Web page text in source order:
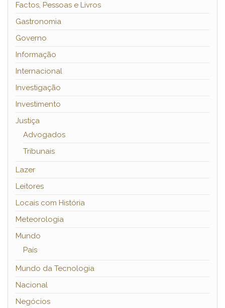
Factos, Pessoas e Livros
Gastronomia
Governo
Informação
Internacional
Investigação
Investimento
Justiça
Advogados
Tribunais
Lazer
Leitores
Locais com História
Meteorologia
Mundo
País
Mundo da Tecnologia
Nacional
Negócios